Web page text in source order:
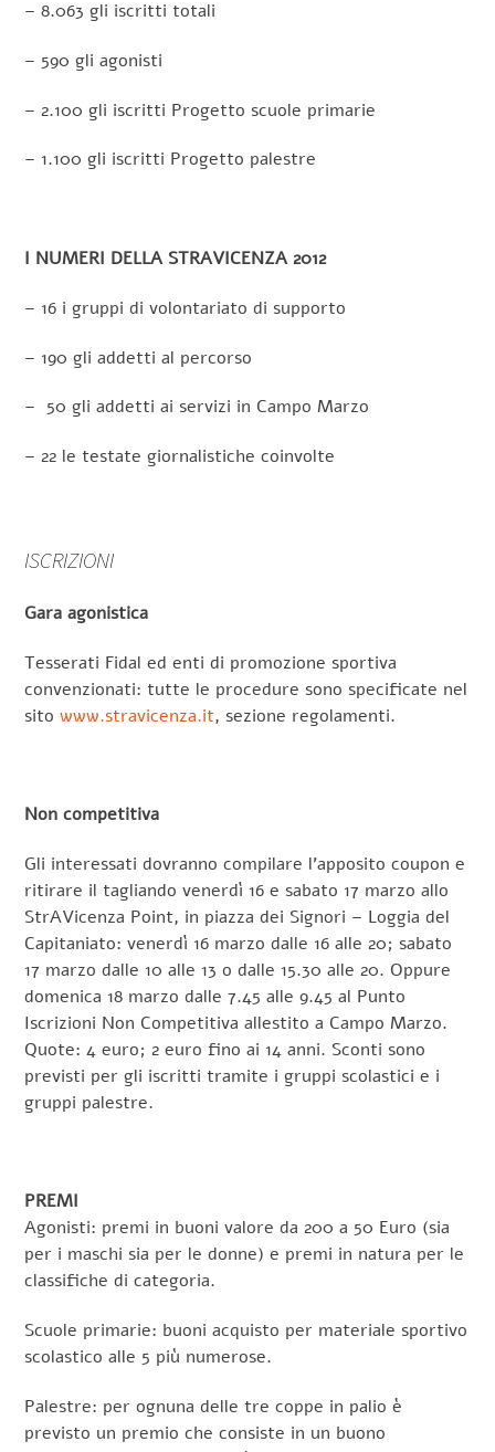
– 8.063 gli iscritti totali
– 590 gli agonisti
– 2.100 gli iscritti Progetto scuole primarie
– 1.100 gli iscritti Progetto palestre
I NUMERI DELLA STRAVICENZA 2012
– 16 i gruppi di volontariato di supporto
– 190 gli addetti al percorso
– 50 gli addetti ai servizi in Campo Marzo
– 22 le testate giornalistiche coinvolte
ISCRIZIONI
Gara agonistica
Tesserati Fidal ed enti di promozione sportiva
convenzionati: tutte le procedure sono specificate nel
sitowww.stravicenza.it, sezione regolamenti.
Non competitiva
Gli interessati dovranno compilare l’apposito coupon e
ritirare il tagliando venerdì 16 e sabato 17 marzo allo
StrAVicenza Point, in piazza dei Signori – Loggia del
Capitaniato: venerdì 16 marzo dalle 16 alle 20; sabato
17 marzo dalle 10 alle 13 o dalle 15.30 alle 20. Oppure
domenica 18 marzo dalle 7.45 alle 9.45 al Punto
Iscrizioni Non Competitiva allestito a Campo Marzo.
Quote: 4 euro; 2 euro fino ai 14 anni. Sconti sono
previsti per gli iscritti tramite i gruppi scolastici e i
gruppi palestre.
PREMI
Agonisti: premi in buoni valore da 200 a 50 Euro (sia
per i maschi sia per le donne) e premi in natura per le
classifiche di categoria.
Scuole primarie: buoni acquisto per materiale sportivo
scolastico alle 5 più numerose.
Palestre: per ognuna delle tre coppe in palio è
previsto un premio che consiste in un buono